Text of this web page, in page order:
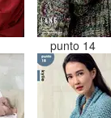
punto 14